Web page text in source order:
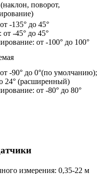
поворот,
-135° до 45°
-45° до 45°
от -100° до 100°
-90° до 0°(по умолчанию);
24° (расширенный)
от -80° до 80°
измерения: 0,35-22 м